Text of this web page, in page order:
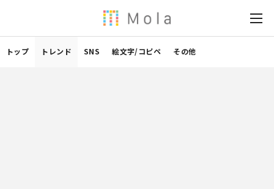
トップ トレンド SNS 絵文字/コピペ その他